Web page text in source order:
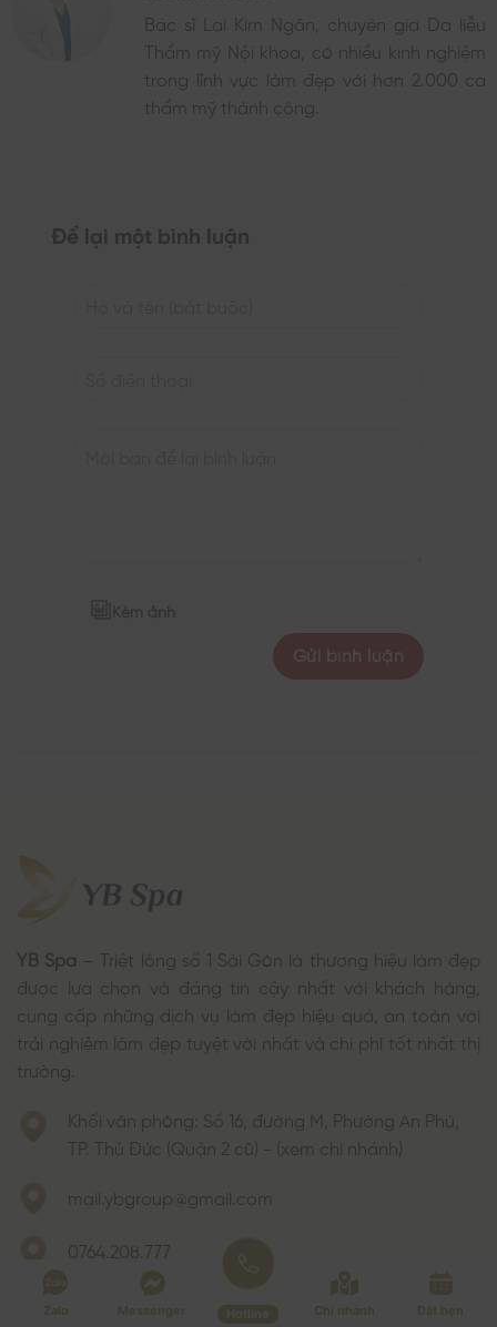
Bác sĩ Lai Kim Ngân, chuyên gia Da liễu
Thẩm mỹ Nội khoa, có nhiều kinh nghiệm
trong lĩnh vực làm đẹp với hơn 2.000 ca
thẩm mỹ thành công.
Để lại một bình luận
YB Spa – Triệt lông số 1 Sài Gòn là thương hiệu làm đẹp
được lựa chọn và đáng tin cậy nhất với khách hàng,
cung cấp những dịch vụ làm đẹp hiệu quả, an toàn với
trải nghiệm làm đẹp tuyệt vời nhất và chi phí tốt nhất thị
trường.
Khối văn phòng: Số 16, đường M, Phường An Phú,
TP. Thủ Đức (Quận 2 cũ) - (xem chi nhánh)
mail.ybgroup@gmail.com
0764.208.777
08:30 - 19:30
Zalo Messenger Hotline Chi nhánh Đặt hẹn